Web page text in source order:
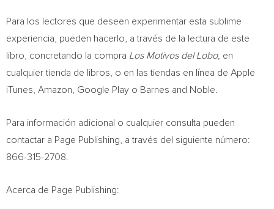
Para los lectores que deseen experimentar esta sublime
experiencia, pueden hacerlo, a través de la lectura de este
libro, concretando la compra Los Motivos del Lobo, en
cualquier tienda de libros, o en las tiendas en línea de Apple
iTunes, Amazon, Google Play o Barnes and Noble.
Para información adicional o cualquier consulta pueden
contactar a Page Publishing, a través del siguiente número:
866-315-2708.
Acerca de Page Publishing: